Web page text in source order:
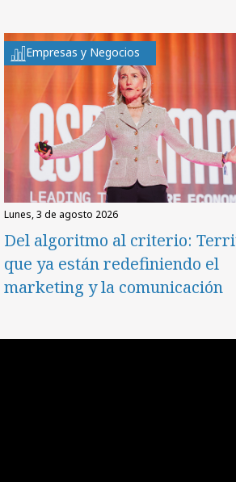
Empresas y Negocios
lunes, 3 de agosto 2026
Del algoritmo al criterio:
que ya están redefiniendo el
marketing y la comunicación